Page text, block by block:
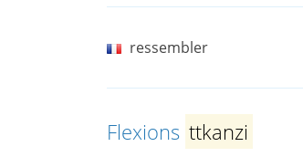
ressembler
Flexions ttkanzi